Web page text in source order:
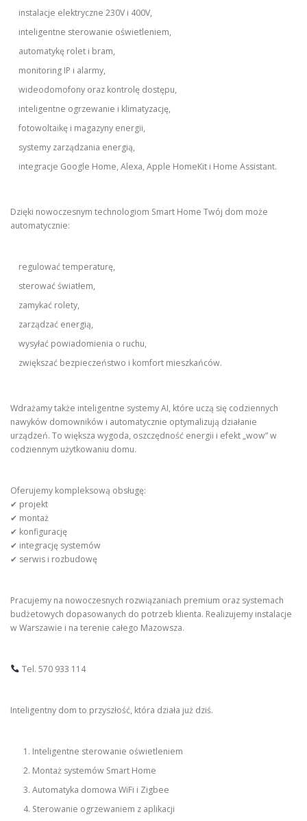
instalacje elektryczne 230V i 400V,
inteligentne sterowanie oświetleniem,
automatykę rolet i bram,
monitoring IP i alarmy,
wideodomofony oraz kontrolę dostępu,
inteligentne ogrzewanie i klimatyzację,
fotowoltaikę i magazyny energii,
systemy zarządzania energią,
integracje Google Home, Alexa, Apple HomeKit i Home Assistant.
Dzięki nowoczesnym technologiom Smart Home Twój dom może
automatycznie:
regulować temperaturę,
sterować światłem,
zamykać rolety,
zarządzać energią,
wysyłać powiadomienia o ruchu,
zwiększać bezpieczeństwo i komfort mieszkańców.
Wdrażamy także inteligentne systemy AI, które uczą się codziennych
nawyków domowników i automatycznie optymalizują działanie
urządzeń. To większa wygoda, oszczędność energii i efekt „wow” w
codziennym użytkowaniu domu.
Oferujemy kompleksową obsługę:
✔ projekt
✔ montaż
✔ konfigurację
✔ integrację systemów
✔ serwis i rozbudowę
Pracujemy na nowoczesnych rozwiązaniach premium oraz systemach
budżetowych dopasowanych do potrzeb klienta. Realizujemy instalacje
w Warszawie i na terenie całego Mazowsza.
Tel. 570 933 114
Inteligentny dom to przyszłość, która działa już dziś.
Inteligentne sterowanie oświetleniem
Montaż systemów Smart Home
Automatyka domowa WiFi i Zigbee
Sterowanie ogrzewaniem z aplikacji